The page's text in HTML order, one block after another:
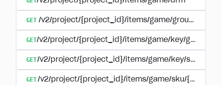
GET /v2/project/{project_id}/items/game/group/
GET/v2/project/{project_id}/items/game/key/group/
GET/v2/project/{project_id}/items/game/key/sku/
GET/v2/project/{project_id}/items/game/sku/